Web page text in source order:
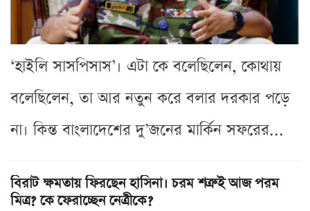
‘হাইলি সাসপিসাস’। এটা কে বলেছিলেন, কোথায়
বলেছিলেন, তা আর নতুন করে বলার দরকার পড়ে
না। কিন্ত বাংলাদেশের দু’জনের মার্কিন সফরের...
বিরাট ক্ষমতায় ফিরছেন হাসিনা। চরম শত্রুই আজ পরম
মিত্র? কে ফেরাচ্ছেন নেত্রীকে?